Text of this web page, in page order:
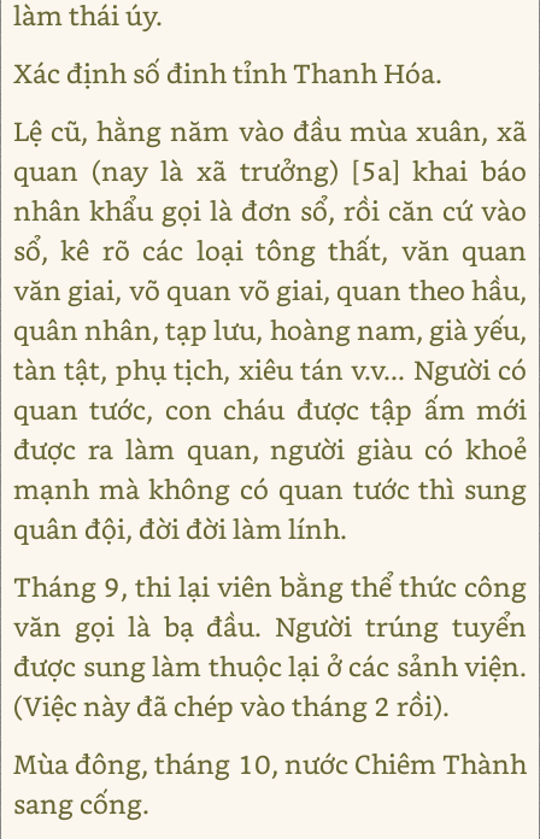
làm thái úy.
Xác định số đinh tỉnh Thanh Hóa.
Lệ cũ, hằng năm vào đầu mùa xuân, xã
quan (nay là xã trưởng) [5a] khai báo
nhân khẩu gọi là đơn sổ, rồi căn cứ vào
sổ, kê rõ các loại tông thất, văn quan
văn giai, võ quan võ giai, quan theo hầu,
quân nhân, tạp lưu, hoàng nam, già yếu,
tàn tật, phụ tịch, xiêu tán v.v... Người có
quan tước, con cháu được tập ấm mới
được ra làm quan, người giàu có khoẻ
mạnh mà không có quan tước thì sung
quân đội, đời đời làm lính.
Tháng 9, thi lại viên bằng thể thức công
văn gọi là bạ đầu. Người trúng tuyển
được sung làm thuộc lại ở các sảnh viện.
(Việc này đã chép vào tháng 2 rồi).
Mùa đông, tháng 10, nước Chiêm Thành
sang cống.